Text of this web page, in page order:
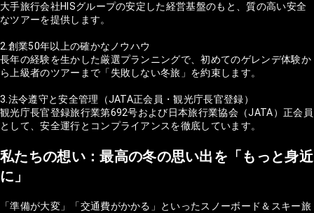
大手旅行会社HISグループの安定した経営基盤のもと、質の高い安全
なツアーを提供します。
2.創業50年以上の確かなノウハウ
長年の経験を生かした厳選プランニングで、初めてのゲレンデ体験か
ら上級者のツアーまで「失敗しない冬旅」を約束します。
3.法令遵守と安全管理（JATA正会員・観光庁長官登録）
観光庁長官登録旅行業第692号および日本旅行業協会（JATA）正会員
として、安全運行とコンプライアンスを徹底しています。
私たちの想い：最高の冬の思い出を「もっと身近
に」
「準備が大変」「交通費がかかる」といったスノーボード＆スキー旅